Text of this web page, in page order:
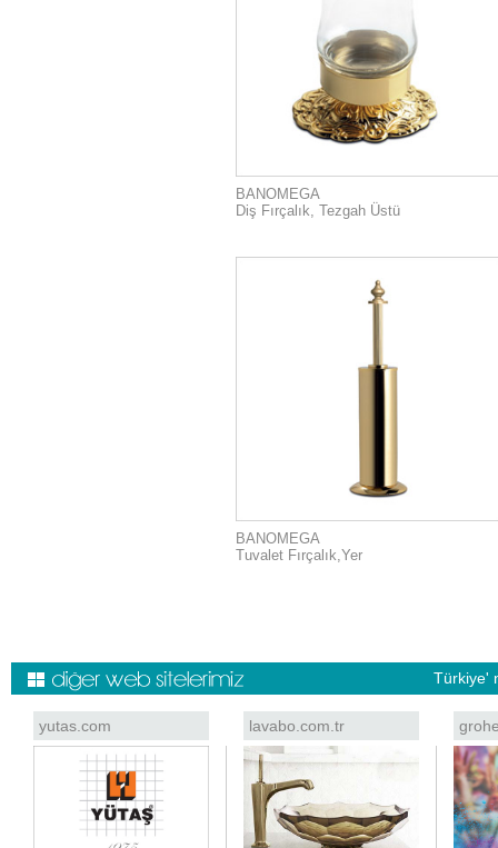
BANOMEGA
Diş Fırçalık, Tezgah Üstü
BANOMEGA
Tuvalet Fırçalık,Yer
Türkiye'
yutas.com lavabo.com.tr